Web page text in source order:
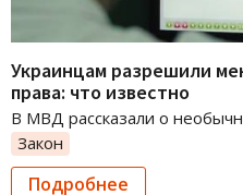
Украинцам разрешили
права: что известно
В МВД рассказали о
Закон
Подробнее